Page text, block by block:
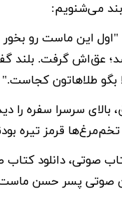
می‌شنویم:
این ماست رو
عق‌اش گرفت. بلند
طلاهاتون کجاست."
سرسرا سفره را
قرمز تیره
صوتی، دانلود کتاب
صوتی پسر حسن